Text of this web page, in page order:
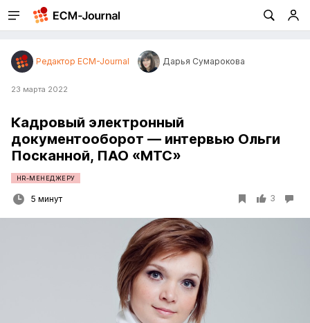
Редактор ECM-Journal Дарья Сумарокова
23 марта 2022
Кадровый электронный
документооборот — интервью Ольги
Посканной, ПАО «МТС»
HR-МЕНЕДЖЕРУ
5 минут 3